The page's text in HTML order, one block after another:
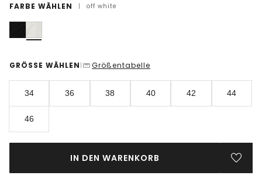
FARBE WÄHLEN | off white
GRÖSSE WÄHLEN | Größentabelle
34 36 38 40 42 44
46
IN DEN WARENKORB